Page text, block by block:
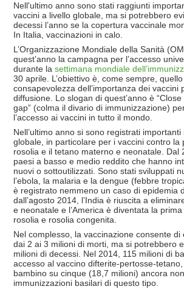
Nell'ultimo anno sono stati raggiunti
vaccini a livello globale, ma si potrebbero
decessi l’anno se la copertura vaccinale
In Italia, vaccinazioni in calo.
L’Organizzazione Mondiale della Sanità
quest’anno la campagna per l’accesso
durante la settimana mondiale
30 aprile. L’obiettivo è, come sempre,
consapevolezza dell’importanza dei vaccini
diffusione. Lo slogan di quest’anno è
gap” (colma il divario di immunizzazione)
l’accesso ai vaccini in tutto il mondo.
Nell’ultimo anno si sono registrati
globale, in particolare per i vaccini contro la
rosolia e il tetano materno e neonatale. Dal
paesi a basso e medio reddito che hanno
nuovi o sottoutilizzati. Sono stati sviluppati
l’ebola, la malaria e la dengue (febbre
è registrato nemmeno un caso di epidemia
dall’agosto 2014, l’India è riuscita a
e neonatale e l’America è diventata la
rosolia e rosolia congenita.
Nel complesso, la vaccinazione consente
dai 2 ai 3 milioni di morti, ma si potrebbero
milioni di decessi. Nel 2014, 115 milioni di
accesso al vaccino difterite-pertosse-
bambino su cinque (18,7 milioni) ancora
immunizzazioni basilari di questo tipo.